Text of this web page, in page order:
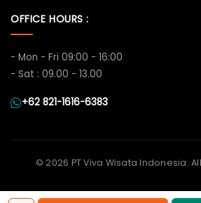
OFFICE HOURS :
- Mon - Fri 09:00 - 16:00
- Sat : 09.00 - 13.00
+62 821-1616-6383
© 2026 PT Viva Wisata Indonesia.